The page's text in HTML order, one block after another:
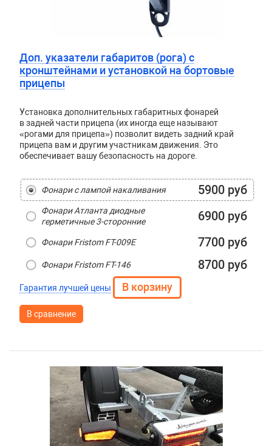
Доп. указатели габаритов (рога) с
кронштейнами и установкой на бортовые
прицепы
Установка дополнительных габаритных фонарей
в задней части прицепа (их иногда еще называют
«рогами для прицепа») позволит видеть задний край
прицепа вам и другим участникам движения. Это
обеспечивает вашу безопасность на дороге.
Фонари с лампой накаливания 5900 руб
Фонари Атланта диодные
герметичные 3-сторонние
6900 руб
Фонари Fristom FT-009E 7700 руб
Фонари Fristom FT-146 8700 руб
Гарантия лучшей цены
В сравнение